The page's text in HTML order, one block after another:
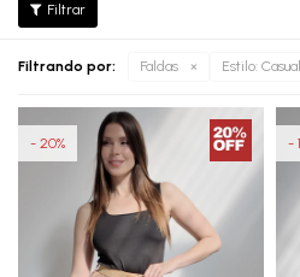
Filtrando por: Faldas Estilo: Casual
20